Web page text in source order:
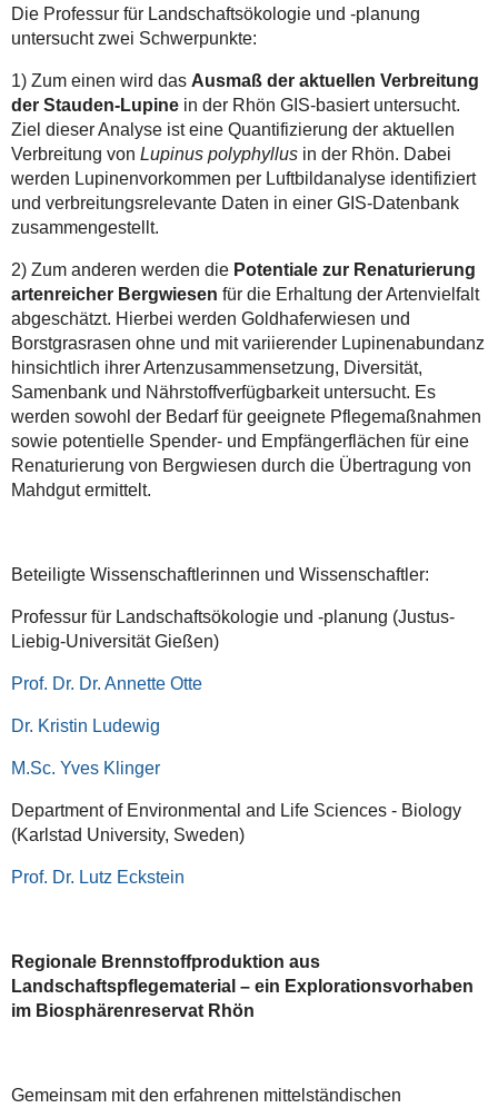
Die Professur für Landschaftsökologie und -planung
untersucht zwei Schwerpunkte:
1) Zum einen wird das Ausmaß der aktuellen Verbreitung
der Stauden-Lupinein der Rhön GIS-basiert untersucht.
Ziel dieser Analyse ist eine Quantifizierung der aktuellen
Verbreitung von Lupinus polyphyllusin der Rhön. Dabei
werden Lupinenvorkommen per Luftbildanalyse identifiziert
und verbreitungsrelevante Daten in einer GIS-Datenbank
zusammengestellt.
2) Zum anderen werden die Potentiale zur Renaturierung
artenreicher Bergwiesen für die Erhaltung der Artenvielfalt
abgeschätzt. Hierbei werden Goldhaferwiesen und
Borstgrasrasen ohne und mit variierender Lupinenabundanz
hinsichtlich ihrer Artenzusammensetzung, Diversität,
Samenbank und Nährstoffverfügbarkeit untersucht. Es
werden sowohl der Bedarf für geeignete Pflegemaßnahmen
sowie potentielle Spender- und Empfängerflächen für eine
Renaturierung von Bergwiesen durch die Übertragung von
Mahdgut ermittelt.
Beteiligte Wissenschaftlerinnen und Wissenschaftler:
Professur für Landschaftsökologie und -planung (Justus-
Liebig-Universität Gießen)
Prof. Dr. Dr. Annette Otte
Dr. Kristin Ludewig
M.Sc. Yves Klinger
Department of Environmental and Life Sciences - Biology
(Karlstad University, Sweden)
Prof. Dr. Lutz Eckstein
Regionale Brennstoffproduktion aus
Landschaftspflegematerial – ein Explorationsvorhaben
im Biosphärenreservat Rhön
Gemeinsam mit den erfahrenen mittelständischen